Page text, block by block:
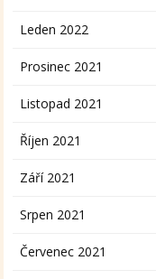
Leden 2022
Prosinec 2021
Listopad 2021
Říjen 2021
Září 2021
Srpen 2021
Červenec 2021